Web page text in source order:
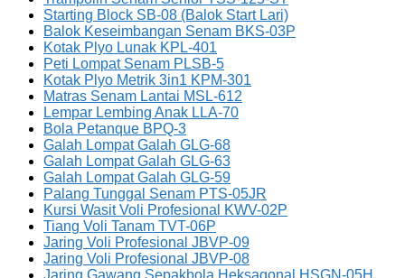
Starting Block SB-08 (Balok Start Lari)
Balok Keseimbangan Senam BKS-03P
Kotak Plyo Lunak KPL-401
Peti Lompat Senam PLSB-5
Kotak Plyo Metrik 3in1 KPM-301
Matras Senam Lantai MSL-612
Lempar Lembing Anak LLA-70
Bola Petanque BPQ-3
Galah Lompat Galah GLG-68
Galah Lompat Galah GLG-63
Galah Lompat Galah GLG-59
Palang Tunggal Senam PTS-05JR
Kursi Wasit Voli Profesional KWV-02P
Tiang Voli Tanam TVT-06P
Jaring Voli Profesional JBVP-09
Jaring Voli Profesional JBVP-08
Jaring Gawang Sepakbola Heksagonal HSGN-05H